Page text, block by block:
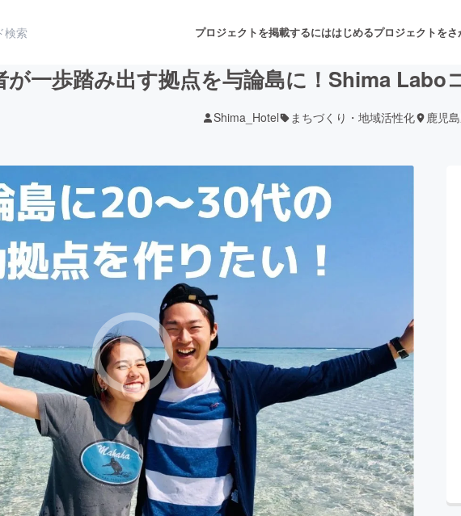
プロジェクトを掲載するにははじめるプロジェクトをさ
真 音楽 舞台・パフ
ー・ガジェット ゲーム・サービス開発
書籍・雑誌出版
起業 チャレンジ ビューティ
・地域活性化
CAMPFIRE for Social GoodCAMPFIRE Creation
CAMPFIREふるさと納税machi-yaコミュニティ
が一歩踏み出す拠点を与論島に！Shima Labo
Shima_Hotel まちづくり・地域活性化 鹿児